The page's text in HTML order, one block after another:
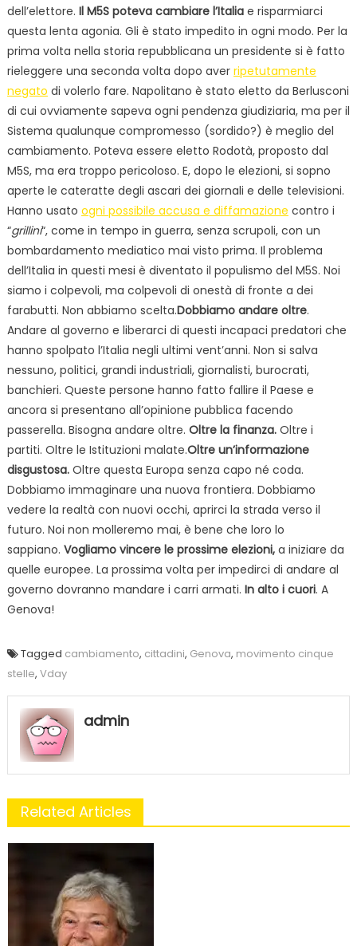
dell’elettore. Il M5S poteva cambiare l’Italiae risparmiarci
questa lenta agonia. Gli è stato impedito in ogni modo. Per la
prima volta nella storia repubblicana un presidente si è fatto
rieleggere una seconda volta dopo aver ripetutamente
negato di volerlo fare. Napolitano è stato eletto da Berlusconi
di cui ovviamente sapeva ogni pendenza giudiziaria, ma per il
Sistema qualunque compromesso (sordido?) è meglio del
cambiamento. Poteva essere eletto Rodotà, proposto dal
M5S, ma era troppo pericoloso. E, dopo le elezioni, si sopno
aperte le cateratte degli ascari dei giornali e delle televisioni.
Hanno usato ogni possibile accusa e diffamazione contro i
“grillini“, come in tempo in guerra, senza scrupoli, con un
bombardamento mediatico mai visto prima. Il problema
dell’Italia in questi mesi è diventato il populismo del M5S. Noi
siamo i colpevoli, ma colpevoli di onestà di fronte a dei
farabutti. Non abbiamo scelta.Dobbiamo andare oltre.
Andare al governo e liberarci di questi incapaci predatori che
hanno spolpato l’Italia negli ultimi vent’anni. Non si salva
nessuno, politici, grandi industriali, giornalisti, burocrati,
banchieri. Queste persone hanno fatto fallire il Paese e
ancora si presentano all’opinione pubblica facendo
passerella. Bisogna andare oltre. Oltre la finanza.Oltre i
partiti. Oltre le Istituzioni malate.Oltre un’informazione
disgustosa.Oltre questa Europa senza capo né coda.
Dobbiamo immaginare una nuova frontiera. Dobbiamo
vedere la realtà con nuovi occhi, aprirci la strada verso il
futuro. Noi non molleremo mai, è bene che loro lo
sappiano. Vogliamo vincere le prossime elezioni,a iniziare da
quelle europee. La prossima volta per impedirci di andare al
governo dovranno mandare i carri armati. In alto i cuori. A
Genova!
Tagged cambiamento, cittadini, Genova, movimento cinque
stelle, Vday
admin
Related Articles